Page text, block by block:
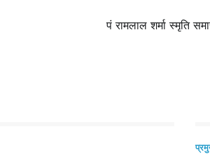
पं रामलाल शर्मा स्मृति